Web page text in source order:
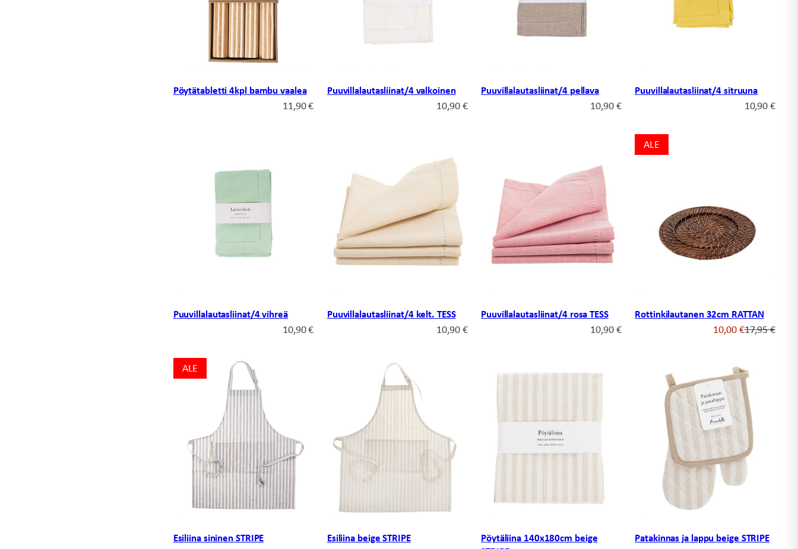
Pöytätabletti 4kpl bambu vaalea
11,90€
Puuvillalautasliinat/4 valkoinen
10,90€
Puuvillalautasliinat/4 pellava
10,90€
Puuvillalautasliinat/4 sitruuna
10,90€
Puuvillalautasliinat/4 vihreä
10,90€
Puuvillalautasliinat/4 kelt. TESS
10,90€
Puuvillalautasliinat/4 rosa TESS
10,90€
ALE
ALE
Rottinkilautanen 32cm RATTAN
17,95€
10,00€
ALE
ALE
Esiliina sininen STRIPE Esiliina beige STRIPE
Pöytäliina 140x180cm beige
Patakinnas ja lappu beige STRIPE